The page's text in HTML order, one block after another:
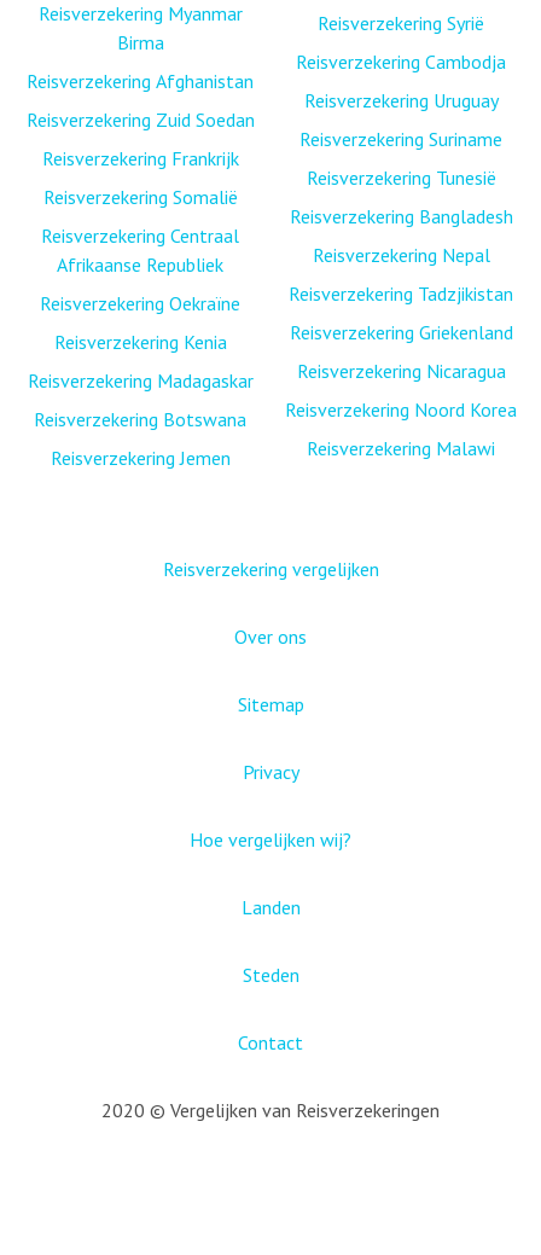
Reisverzekering Myanmar
Birma
Reisverzekering Afghanistan
Reisverzekering Zuid Soedan
Reisverzekering Frankrijk
Reisverzekering Somalië
Reisverzekering Centraal
Afrikaanse Republiek
Reisverzekering Oekraïne
Reisverzekering Kenia
Reisverzekering Madagaskar
Reisverzekering Botswana
Reisverzekering Jemen
Reisverzekering Syrië
Reisverzekering Cambodja
Reisverzekering Uruguay
Reisverzekering Suriname
Reisverzekering Tunesië
Reisverzekering Bangladesh
Reisverzekering Nepal
Reisverzekering Tadzjikistan
Reisverzekering Griekenland
Reisverzekering Nicaragua
Reisverzekering Noord Korea
Reisverzekering Malawi
Reisverzekering vergelijken
Over ons
Sitemap
Privacy
Hoe vergelijken wij?
Landen
Steden
Contact
2020 © Vergelijken van Reisverzekeringen